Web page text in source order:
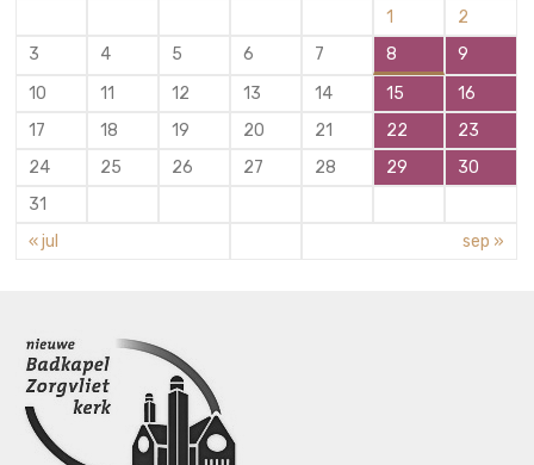
1
2
3
4 5 6 7 8
9
10
11 12 13 14 15
16
17
18 19 20 21 22
23
24
25 26 27 28 29
30
31
« jul
sep »